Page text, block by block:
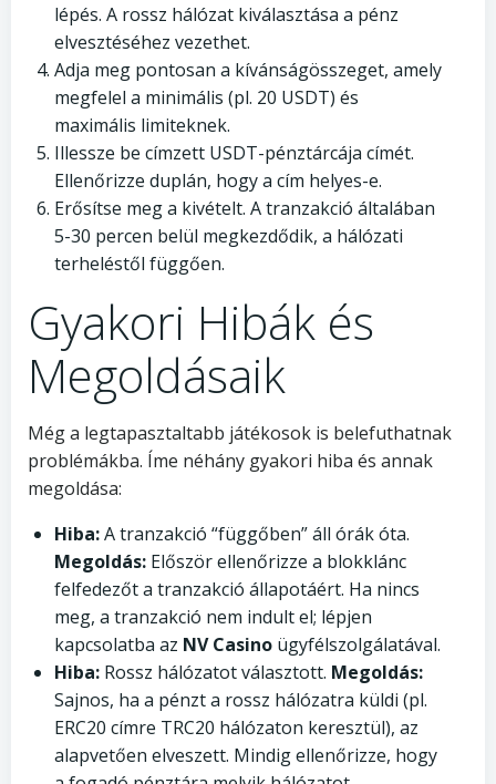
lépés. A rossz hálózat kiválasztása a pénz
elvesztéséhez vezethet.
Adja meg pontosan a kívánságösszeget, amely
megfelel a minimális (pl. 20 USDT) és
maximális limiteknek.
Illessze be címzett USDT-pénztárcája címét.
Ellenőrizze duplán, hogy a cím helyes-e.
Erősítse meg a kivételt. A tranzakció általában
5-30 percen belül megkezdődik, a hálózati
terheléstől függően.
Gyakori Hibák és
Megoldásaik
Még a legtapasztaltabb játékosok is belefuthatnak
problémákba. Íme néhány gyakori hiba és annak
megoldása:
Hiba:A tranzakció “függőben” áll órák óta.
Megoldás: Először ellenőrizze a blokklánc
felfedezőt a tranzakció állapotáért. Ha nincs
meg, a tranzakció nem indult el; lépjen
kapcsolatba az NV Casino ügyfélszolgálatával.
Hiba: Rossz hálózatot választott. Megoldás:
Sajnos, ha a pénzt a rossz hálózatra küldi (pl.
ERC20 címre TRC20 hálózaton keresztül), az
alapvetően elveszett. Mindig ellenőrizze, hogy